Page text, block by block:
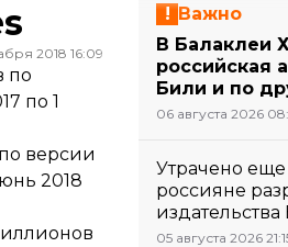
2018 16:09
по
по 1
версии
2018
Важно
В Балаклеи
российская
Били и по
06 августа 2026
Утрачено еще
россияне
05 августа 2026